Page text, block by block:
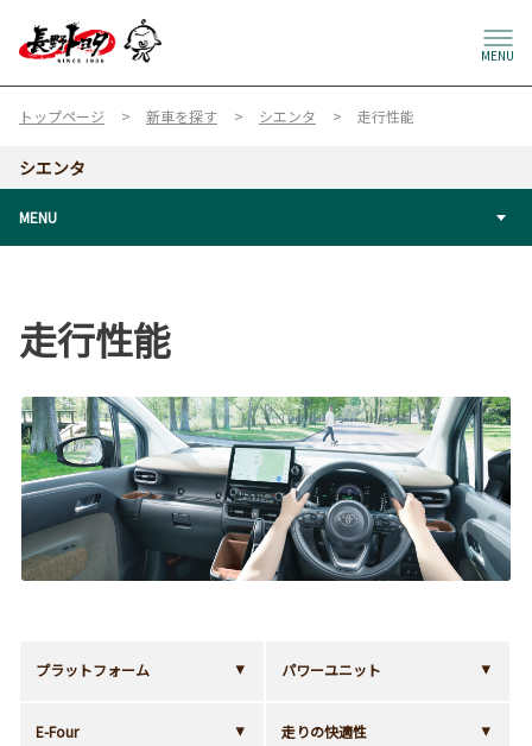
MENU
トップページ 新車を探す シエンタ 走行性能
シエンタ
MENU
走行性能
プラットフォーム パワーユニット
E-Four 走りの快適性